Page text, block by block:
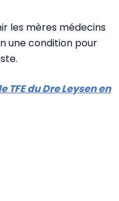
les mères médecins
une condition pour
TFE du Dre Leysen en